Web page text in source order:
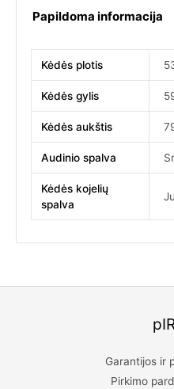
Papildoma informacija
Kėdės plotis
Kėdės gylis
Kėdės aukštis
Audinio spalva
Kėdės kojelių
spalva
Garantijos ir
Pirkimo